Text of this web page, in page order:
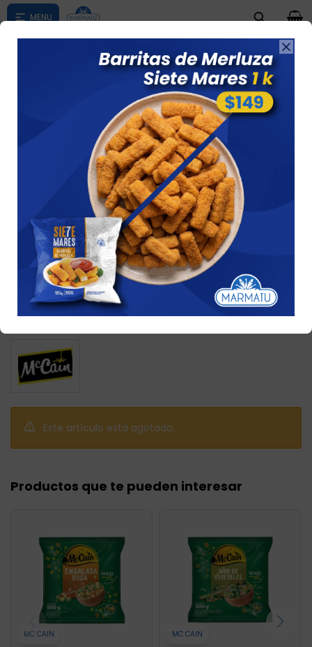

según su zona
0

Brocoli Mc Cain 500 Grs
Este artículo está agotado.
Productos que te pueden interesar
MC CAIN MC CAIN